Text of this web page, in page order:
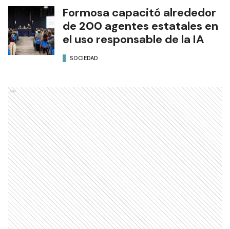
Formosa capacitó alrededor
de 200 agentes estatales en
el uso responsable de la IA
SOCIEDAD
Ads